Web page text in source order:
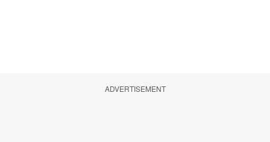
ADVERTISEMENT